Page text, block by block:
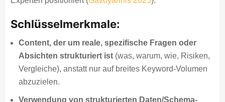
Schlüsselmerkmale:
Content, der um reale, spezifische Fragen oder
Absichten strukturiert ist (was, warum, wie, Risiken,
Vergleiche), anstatt nur auf breites Keyword-Volumen
abzuzielen.
Verwendung von strukturierten Daten/Schema-